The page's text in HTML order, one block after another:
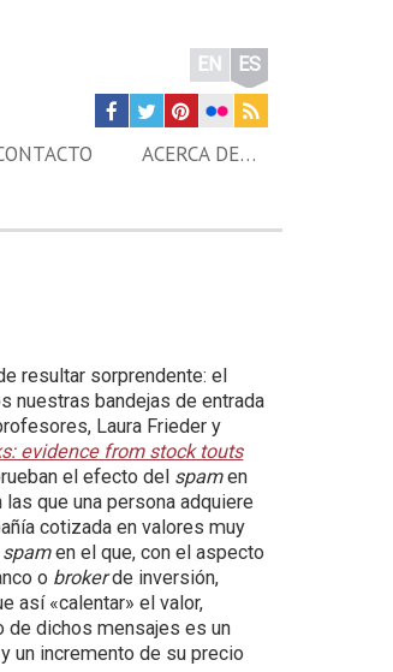
EN ES
ACERCA DE…
resultar sorprendente: el
nuestras bandejas de entrada
Laura Frieder y
evidence from stock touts
el efecto del spamen
las que una persona adquiere
cotizada en valores muy
spamen el que, con el aspecto
o brokerde inversión,
así «calentar» el valor,
de dichos mensajes es un
un incremento de su precio